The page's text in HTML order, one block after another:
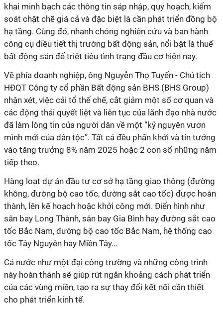
khai minh bạch các thông tin sáp nhập, quy hoạch, kiểm
soát chặt chẽ giá cả và đặc biệt là cần phát triển đồng bộ
hạ tầng. Cùng đó, nhanh chóng nghiên cứu và ban hành
công cụ điều tiết thị trường bất động sản, nổi bật là thuế
bất động sản để triệt tiêu tình trạng đầu cơ hiện nay.
Về phía doanh nghiệp, ông Nguyễn Thọ Tuyển - Chủ tịch
HĐQT Công ty cổ phần Bất động sản BHS (BHS Group)
nhận xét, việc cải tổ thể chế, cắt giảm một số cơ quan và
các động thái quyết liệt và liên tục của lãnh đạo nhà nước
đã làm lòng tin của người dân về một “kỷ nguyên vươn
mình mới của dân tộc”. Tất cả đều phấn khởi và tin tưởng
vào tăng trưởng 8% năm 2025 hoặc 2 con số những năm
tiếp theo.
Hàng loạt dự án đầu tư cơ sở hạ tầng giao thông (đường
không, đường bộ cao tốc, đường sắt cao tốc) được hoàn
thành, lên kế hoạch hoặc khởi công mới. Điển hình như
sân bay Long Thành, sân bay Gia Bình hay đường sắt cao
tốc Bắc Nam, đường bộ cao tốc Bắc Nam, hệ thống cao
tốc Tây Nguyên hay Miền Tây...
Cả nước như một đại công trường và những công trình
này hoàn thành sẽ giúp rút ngắn khoảng cách phát triển
của các vùng miền, tạo ra sự thay đổi kết nối cần thiết
cho phát triển kinh tế.